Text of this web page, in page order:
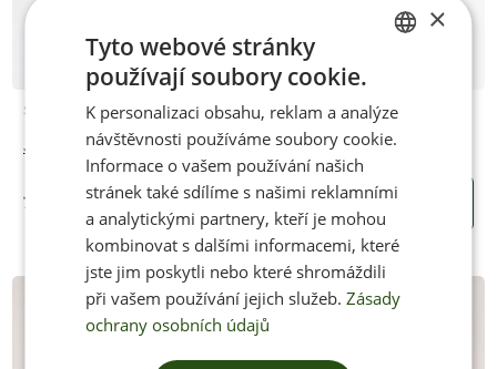
Skladem
Jenon Leather kožený motýlek WHISKY
750 Kč KOUPIT
ENGLISH
×
Tyto webové stránky
používají soubory cookie.
K personalizaci obsahu, reklam a analýze
návštěvnosti používáme soubory cookie.
Informace o vašem používání našich
stránek také sdílíme s našimi reklamními
a analytickými partnery, kteří je mohou
kombinovat s dalšími informacemi, které
jste jim poskytli nebo které shromáždili
při vašem používání jejich služeb. Zásady
ochrany osobních údajů